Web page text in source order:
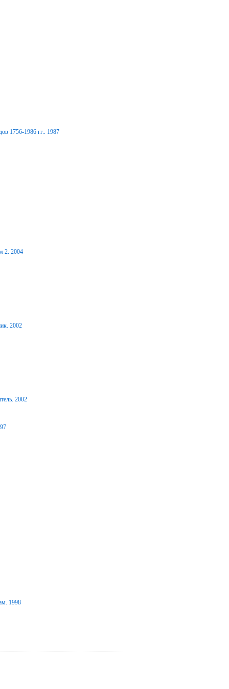
1756-1986 гг.. 1987
2. 2004
2002
2002
1998